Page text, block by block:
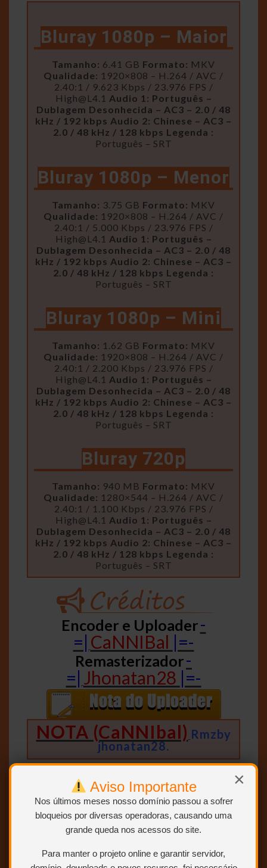
×
Aviso Importante
Nos últimos meses nosso domínio passou a sofrer
bloqueios por diversas operadoras, causando uma
grande queda nos acessos do site.
Para manter o projeto online e garantir servidor,
Bluray 1080p – Maior
Tamanho: 6.41 GB Formato: MKV
Qualidade: 1920×808 – H.264 / AVC /
2.40:1 / 9.623 Kbps / 23.976 FPS /
High@L4.1 Audio 1: Português –
Dublagem Desonhecida – AC3 – 2.0 / 48
kHz / 192 kbps Audio 2: Chinese – AC3 –
2.0 / 48 kHz / 128 kbps Legenda :
Português – SRT
Bluray 1080p – Menor
Tamanho: 3.75 GB Formato: MKV
Qualidade: 1920×808 – H.264 / AVC /
2.40:1 / 5.000 Kbps / 23.976 FPS /
High@L4.1 Audio 1: Português –
Dublagem Desonhecida – AC3 – 2.0 / 48
kHz / 192 kbps Audio 2: Chinese – AC3 –
2.0 / 48 kHz / 128 kbps Legenda :
Português – SRT
Bluray 1080p – Mini
Tamanho: 1.62 GB Formato: MKV
Qualidade: 1920×808 – H.264 / AVC /
2.40:1 / 2.200 Kbps / 23.976 FPS /
High@L4.1 Audio 1: Português –
Dublagem Desonhecida – AC3 – 2.0 / 48
kHz / 192 kbps Audio 2: Chinese – AC3 –
2.0 / 48 kHz / 128 kbps Legenda :
Português – SRT
Bluray 720p
Tamanho: 940 MB Formato: MKV
Qualidade: 1280×544 – H.264 / AVC /
2.40:1 / 1.100 Kbps / 23.976 FPS /
High@L4.1 Audio 1: Português –
Dublagem Desonhecida – AC3 – 2.0 / 48
kHz / 192 kbps Audio 2: Chinese – AC3 –
2.0 / 48 kHz / 128 kbps Legenda :
Português – SRT
Encoder e Uploader-
=| CaNNIBal |=-
Remasterizador-
=| Jhonatan28 |=-
NOTA (CaNNIbal) Rmzby
jhonatan28.
Bluray 1080p – MAIOR Opção 1:
MEGA Opção 2:GDrive Opção 3:
Bluray
1080p – MENOR Opção 1:MEGA
Opção 2:
GDrive OneDrive